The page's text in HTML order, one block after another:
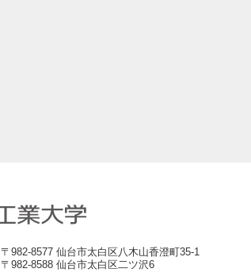
〒982-8577 仙台市太白区八木山香澄町35-1
〒982-8588 仙台市太白区二ツ沢6